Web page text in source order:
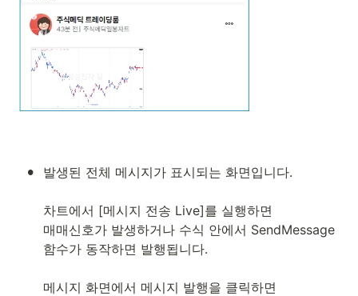
• 발생된 전체 메시지가 표시되는 화면입니다.
차트에서 [메시지 전송 Live]를 실행하면
매매신호가 발생하거나 수식 안에서 SendMessage
함수가 동작하면 발행됩니다.
메시지 화면에서 메시지 발행을 클릭하면